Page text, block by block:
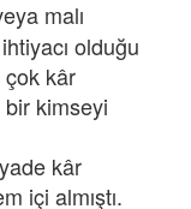
malı
olduğu
çok kâr
kimseyi
kâr
içi almıştı.